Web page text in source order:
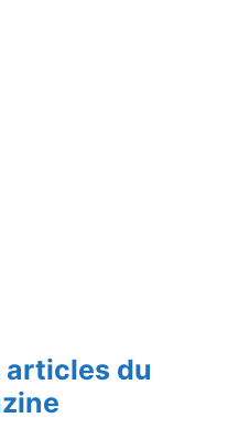
articles du